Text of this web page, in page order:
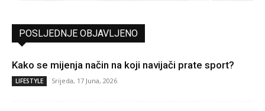
POSLJEDNJE OBJAVLJENO
Kako se mijenja način na koji navijači prate sport?
LIFESTYLE Srijeda, 17 Juna, 2026